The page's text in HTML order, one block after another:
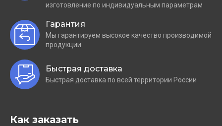
изготовление по индивидуальным параметрам
Гарантия
Мы гарантируем высокое качество производимой
продукции
Быстрая доставка
Быстрая доставка по всей территории России
Как заказать